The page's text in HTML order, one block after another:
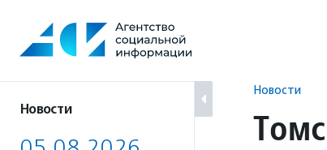
содержанию
Новости
Новости